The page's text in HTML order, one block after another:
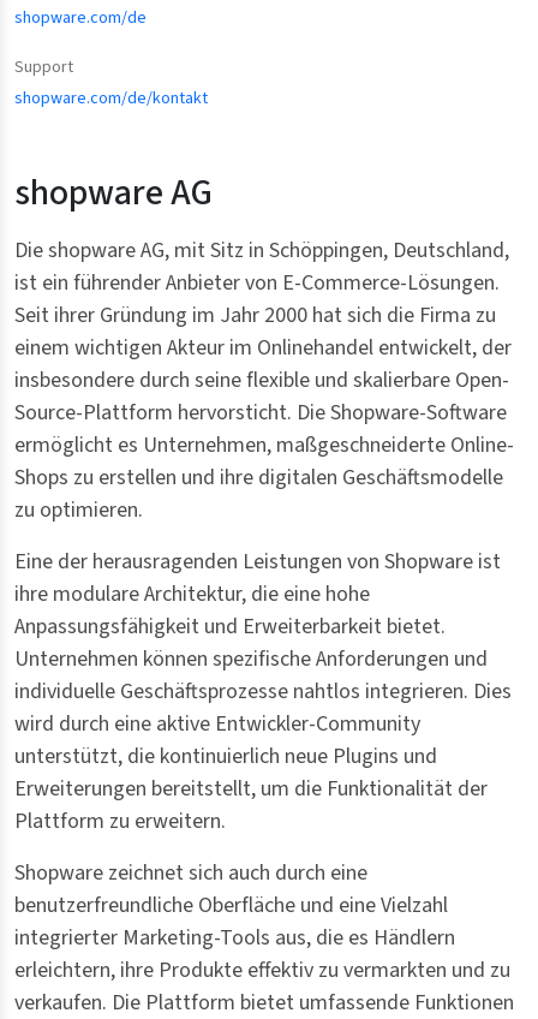
shopware.com/de
Support
shopware.com/de/kontakt
shopware AG
Die shopware AG, mit Sitz in Schöppingen, Deutschland,
ist ein führender Anbieter von E-Commerce-Lösungen.
Seit ihrer Gründung im Jahr 2000 hat sich die Firma zu
einem wichtigen Akteur im Onlinehandel entwickelt, der
insbesondere durch seine flexible und skalierbare Open-
Source-Plattform hervorsticht. Die Shopware-Software
ermöglicht es Unternehmen, maßgeschneiderte Online-
Shops zu erstellen und ihre digitalen Geschäftsmodelle
zu optimieren.
Eine der herausragenden Leistungen von Shopware ist
ihre modulare Architektur, die eine hohe
Anpassungsfähigkeit und Erweiterbarkeit bietet.
Unternehmen können spezifische Anforderungen und
individuelle Geschäftsprozesse nahtlos integrieren. Dies
wird durch eine aktive Entwickler-Community
unterstützt, die kontinuierlich neue Plugins und
Erweiterungen bereitstellt, um die Funktionalität der
Plattform zu erweitern.
Shopware zeichnet sich auch durch eine
benutzerfreundliche Oberfläche und eine Vielzahl
integrierter Marketing-Tools aus, die es Händlern
erleichtern, ihre Produkte effektiv zu vermarkten und zu
verkaufen. Die Plattform bietet umfassende Funktionen